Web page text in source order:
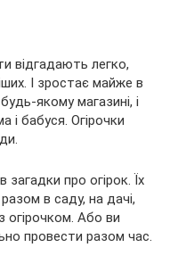
відгадають легко,
І зростає майже в
якому магазині, і
і бабуся. Огірочки
загадки про огірок. Їх
в саду, на дачі,
Або ви
провести разом час.